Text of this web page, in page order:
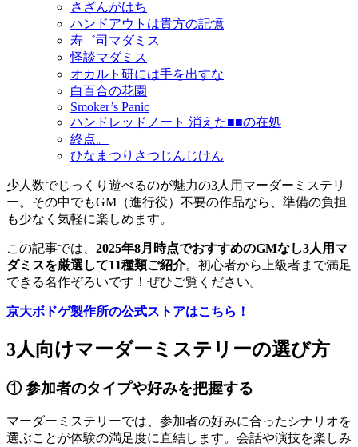
さざんがはち
ハンドアウトは貴方の記憶
寿゛司マダミス
怪談マダミス
オカルト研には手を出すな
白百合の花園
Smoker’s Panic
ハンドレッドノート 消えた■■の在処
終点。
ひなまつりさつじんじけん
少人数でじっくり遊べるのが魅力の3人用マーダーミステリ
ー。その中でもGM（進行役）不要の作品なら、準備の負担
も少なく気軽に楽しめます。
この記事では、 2025年8月時点でおすすめのGMなし3人用マ
ダミスを厳選して11種類ご紹介。初心者から上級者まで満足
できる名作ぞろいです！ぜひご覧ください。
京大ボドゲ製作所の公式ストアはこちら！
3人向けマーダーミステリーの選び方
① 参加者のタイプや好みを把握する
マーダーミステリーでは、参加者の好みに合ったシナリオを
選ぶことが体験の満足度に直結します。会話や演技を楽しみ